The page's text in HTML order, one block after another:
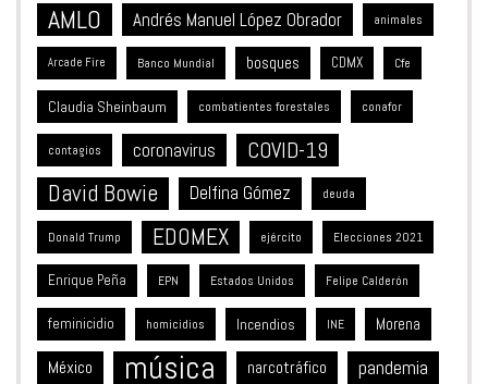
AMLO Andrés Manuel López Obrador animales
Arcade Fire Banco Mundial bosques CDMX Cfe
Claudia Sheinbaum combatientes forestales conafor
contagios coronavirus COVID-19
David Bowie Delfina Gómez deuda
Donald Trump EDOMEX ejército Elecciones 2021
Enrique Peña EPN Estados Unidos Felipe Calderón
feminicidio homicidios Incendios INE Morena
México música narcotráfico pandemia